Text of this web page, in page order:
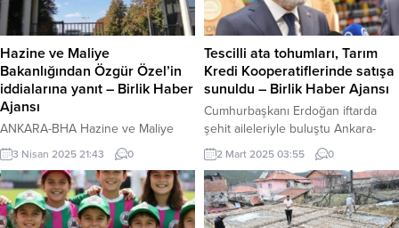
travertenleri ve tarihi dokusuyla
ziyaretçilerini ağırlamaya devam
ediyor. Özellikle yerli turistler,
travertenler üzerinde yürüyerek
doğanın...
Hürriyetçi Eğitim Sen Kağızman
Şube Başkanı Mehmet Çakmakçı
sendika adına yaptığı açıklamada
şunları söyledi;...
Hazine ve Maliye
Bakanlığından Özgür Özel’in
iddialarına yanıt – Birlik Haber
Ajansı
ANKARA-BHA Hazine ve Maliye
Bakanlığı, CHP Genel Başkanı
Özgür Özel’in Bakan Mehmet
Şimşek’e yönelik iddialarına yazılı
bir açıklamayla yanıt verdi.
Açıklamada, Mali Suçları Araştırma
3 Nisan 2025 21:43 0
Tescilli ata tohumları, Tarım
Kredi Kooperatiflerinde satışa
sunuldu – Birlik Haber Ajansı
Cumhurbaşkanı Erdoğan iftarda
şehit aileleriyle buluştu Ankara-
BHA Tarım ve Orman Bakanı
İbrahim Yumaklı, “Sayın Emine
Erdoğan Hanımefendi’nin
himayelerinde ‘Mirasımız Yerel
Tohum’ projesi başlatıldı. 37 ata
2 Mart 2025 03:55 0